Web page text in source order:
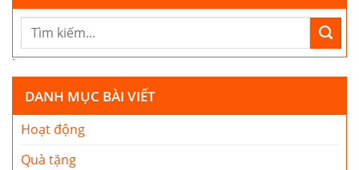
DANH MỤC BÀI VIẾT
Hoạt động
Quà tặng